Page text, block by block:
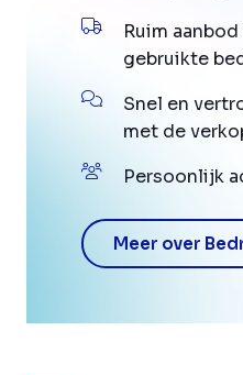
Ruim
gebruikte
Snel en
met de
Persoonlijk
Meer over